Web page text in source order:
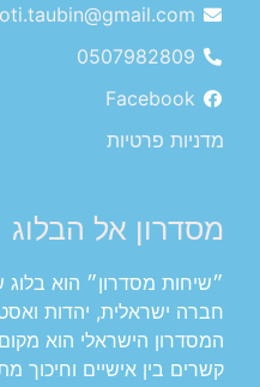
0507982809
Facebook
מדניות פרטיות
מסדרון אל הבלוג
״שיחות מסדרון״ הוא בלוג
חברה ישראלית, יהדות
המסדרון הישראלי הוא
קשרים בין אישיים וחיכוך